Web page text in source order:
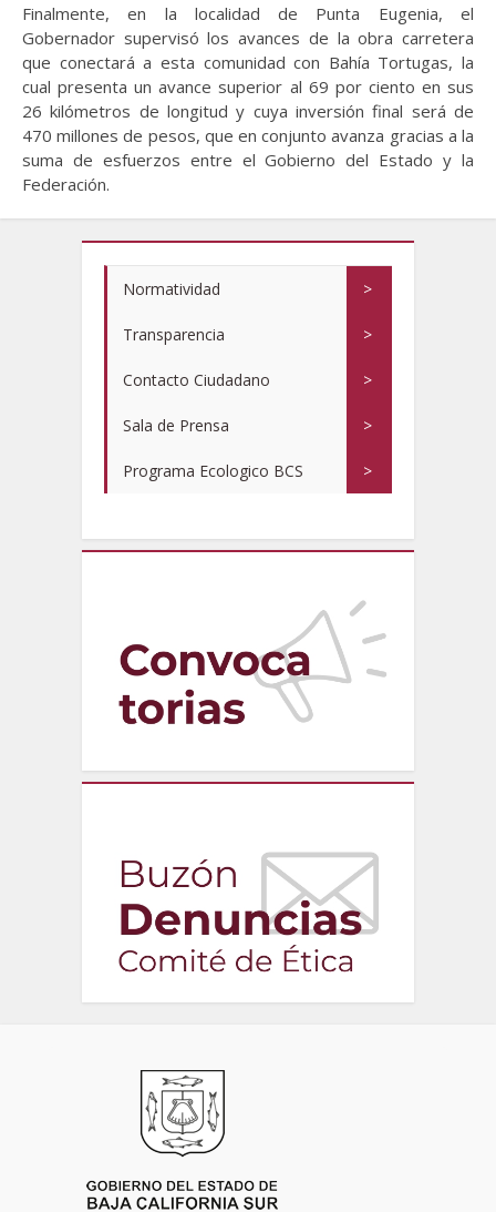
Finalmente, en la localidad de Punta Eugenia, el
Gobernador supervisó los avances de la obra carretera
que conectará a esta comunidad con Bahía Tortugas, la
cual presenta un avance superior al 69 por ciento en sus
26 kilómetros de longitud y cuya inversión final será de
470 millones de pesos, que en conjunto avanza gracias a la
suma de esfuerzos entre el Gobierno del Estado y la
Federación.
Normatividad >
Transparencia >
Contacto Ciudadano >
Sala de Prensa >
Programa Ecologico BCS >